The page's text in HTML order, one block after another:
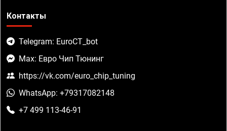
Контакты
Telegram: EuroCT_bot
Max: Евро Чип Тюнинг
https://vk.com/euro_chip_tuning
WhatsApp: +79317082148
+7 499 113-46-91